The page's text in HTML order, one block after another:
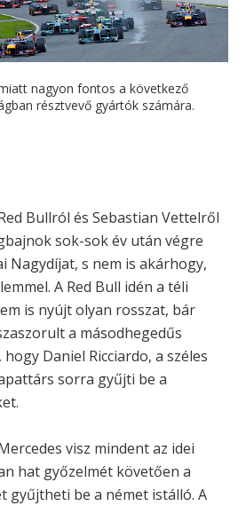
nagyon fontos a következő
résztvevő gyártók számára.
Bullról és Sebastian Vettelről
sok-sok év után végre
Nagydíjat, s nem is akárhogy,
A Red Bull idén a téli
is nyújt olyan rosszat, bár
a másodhegedűs
Daniel Ricciardo, a széles
sorra gyűjti be a
visz mindent az idei
hat győzelmét követően a
gyűjtheti be a német istálló. A